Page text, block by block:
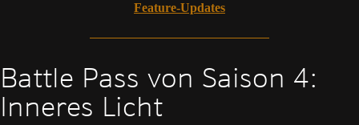
Feature-Updates
Battle Pass von Saison 4:
Inneres Licht